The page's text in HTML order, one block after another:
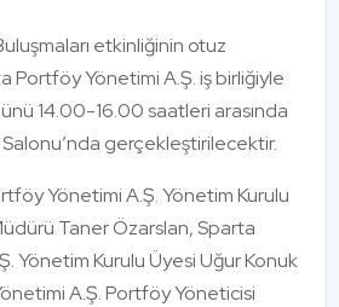
etkinliğinin otuz
Portföy Yönetimi A.Ş. iş birliğiyle
14.00-16.00 saatleri arasında
gerçekleştirilecektir.
Yönetimi A.Ş. Yönetim Kurulu
Taner Özarslan, Sparta
Yönetim Kurulu Üyesi Uğur Konuk
A.Ş. Portföy Yöneticisi